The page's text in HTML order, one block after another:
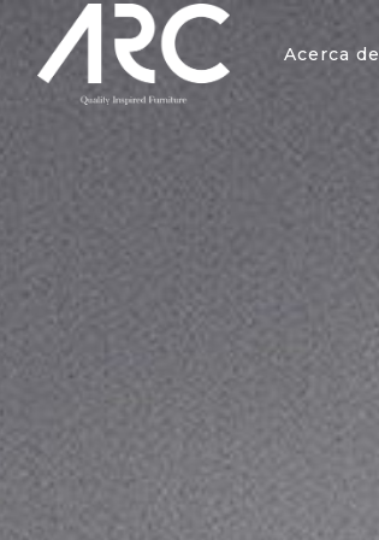
Acerca de